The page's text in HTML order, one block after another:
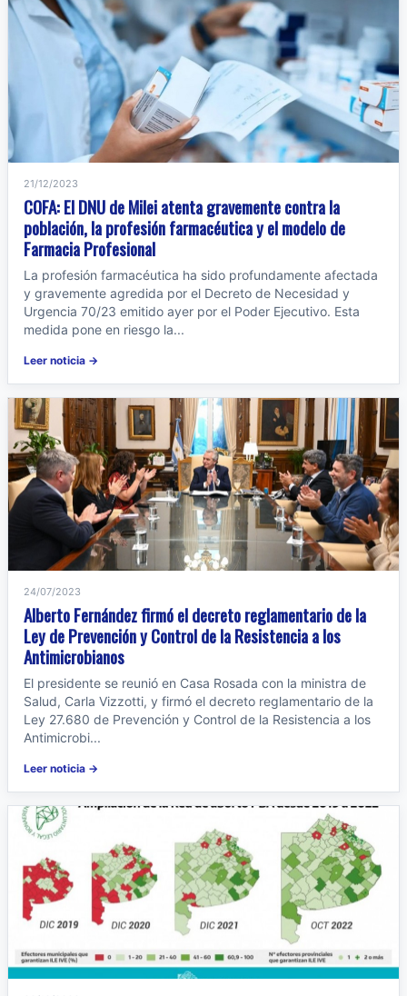
21/12/2023
COFA: El DNU de Milei atenta gravemente contra la
población, la profesión farmacéutica y el modelo de
Farmacia Profesional
La profesión farmacéutica ha sido profundamente afectada
y gravemente agredida por el Decreto de Necesidad y
Urgencia 70/23 emitido ayer por el Poder Ejecutivo. Esta
medida pone en riesgo la...
Leer noticia →
24/07/2023
Alberto Fernández firmó el decreto reglamentario de la
Ley de Prevención y Control de la Resistencia a los
Antimicrobianos
El presidente se reunió en Casa Rosada con la ministra de
Salud, Carla Vizzotti, y firmó el decreto reglamentario de la
Ley 27.680 de Prevención y Control de la Resistencia a los
Antimicrobi...
Leer noticia →